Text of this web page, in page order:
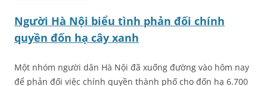
Người Hà Nội biểu tình phản đối chính
quyền đốn hạ cây xanh
Một nhóm người dân Hà Nội đã xuống đường vào hôm nay
để phản đối việc chính quyền thành phố cho đốn hạ 6.700